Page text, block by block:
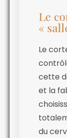
Le
«
Le
cette
et la
du